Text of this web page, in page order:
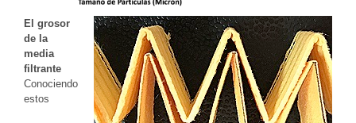
El grosor
de la
media
filtrante
Conociendo
estos